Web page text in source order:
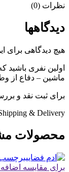
نظرات (0)
دیدگاهها
هیچ دیدگاهی
اولین نفری باشید
ماشین – دفاع از
برای ثبت نقد و
& Delivery
محصولات
برای مقایسه اضافه